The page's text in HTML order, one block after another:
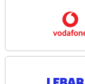
apparaten op
en de Enterprise
leverbaar. Zo
toestellen als dat